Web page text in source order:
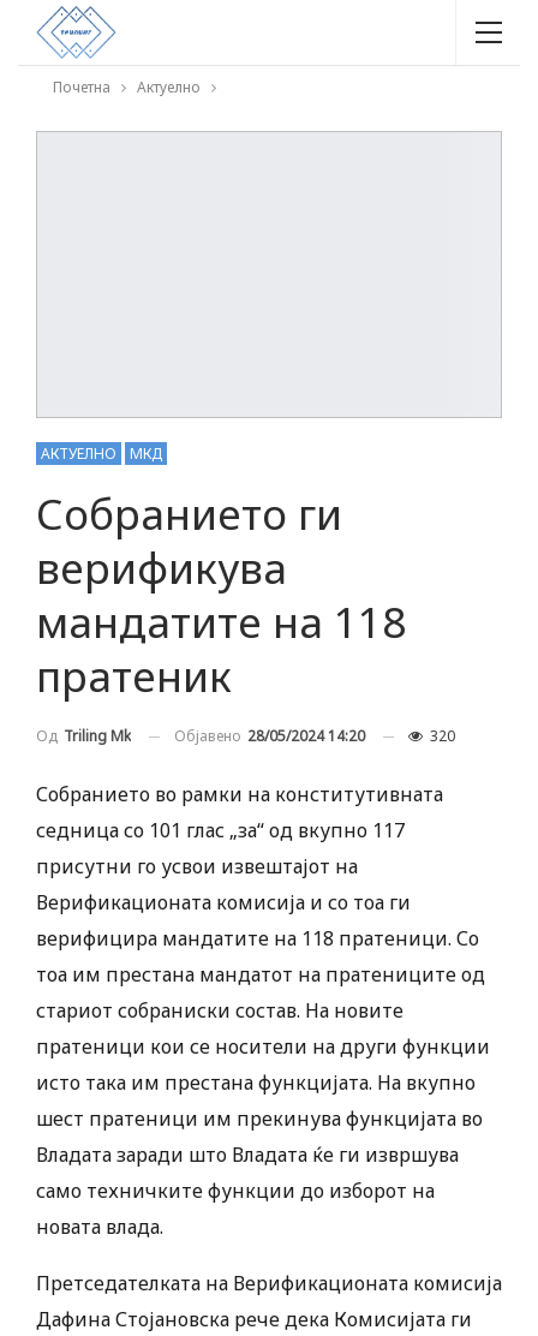
Почетна Актуелно
АКТУЕЛНО МКД
Собранието ги
верификува
мандатите на 118
пратеник
Од Triling Mk Објавено 28/05/2024 14:20 320
Собранието во рамки на конститутивната
седница со 101 глас „за“ од вкупно 117
присутни го усвои извештајот на
Верификационата комисија и со тоа ги
верифицира мандатите на 118 пратеници. Со
тоа им престана мандатот на пратениците од
стариот собраниски состав. На новите
пратеници кои се носители на други функции
исто така им престана функцијата. На вкупно
шест пратеници им прекинува функцијата во
Владата заради што Владата ќе ги извршува
само техничките функции до изборот на
новата влада.
Претседателката на Верификационата комисија
Дафина Стојановска рече дека Комисијата ги